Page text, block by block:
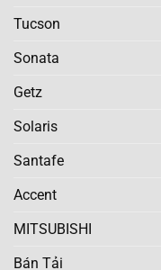
Tucson
Sonata
Getz
Solaris
Santafe
Accent
MITSUBISHI
Bán Tải